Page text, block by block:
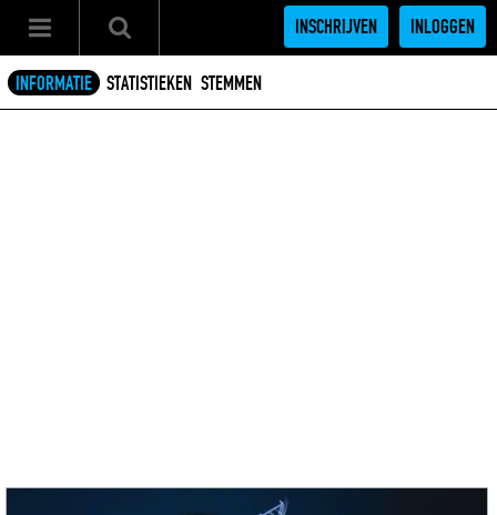
INSCHRIJVEN INLOGGEN
INFORMATIE STATISTIEKEN STEMMEN